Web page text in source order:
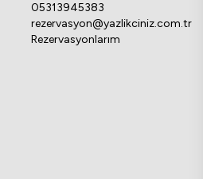
05313945383
rezervasyon@yazlikciniz.com.tr
Rezervasyonlarım